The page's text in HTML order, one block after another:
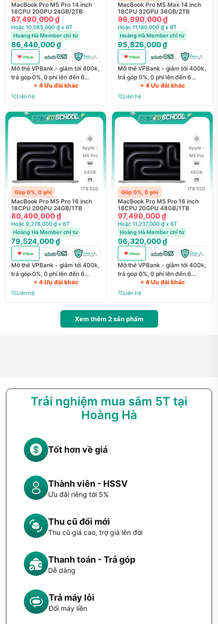
MacBook Pro M5 Pro 14 inch
18CPU 20GPU 24GB/2TB
87,490,000 ₫
Hoặc 10,085,000 ₫ x 6T
Hoàng Hà Member chỉ từ
86,440,000 ₫
Mở thẻ VPBank - giảm tới 400k,
trả góp 0%, 0 phí lên đến 6
+ 4 Ưu đãi khác
Liên hệ
MacBook Pro M5 Max 14 inch
18CPU 32GPU 36GB/2TB
96,990,000 ₫
Hoặc 11,180,000 ₫ x 6T
Hoàng Hà Member chỉ từ
95,826,000 ₫
Mở thẻ VPBank - giảm tới 400k,
trả góp 0%, 0 phí lên đến 6
+ 4 Ưu đãi khác
Liên hệ
Góp 0%, 0 phí
Apple -
M5 Pro
24GB
1TB SSD
MacBook Pro M5 Pro 16 inch
18CPU 20GPU 24GB/1TB
80,490,000 ₫
Hoặc 9,278,000 ₫ x 6T
Hoàng Hà Member chỉ từ
79,524,000 ₫
Mở thẻ VPBank - giảm tới 400k,
trả góp 0%, 0 phí lên đến 6
+ 4 Ưu đãi khác
Liên hệ
Góp 0%, 0 phí
Apple -
M5 Pro
48GB
1TB SSD
MacBook Pro M5 Pro 16 inch
18CPU 20GPU 48GB/1TB
97,490,000 ₫
Hoặc 11,237,000 ₫ x 6T
Hoàng Hà Member chỉ từ
96,320,000 ₫
Mở thẻ VPBank - giảm tới 400k,
trả góp 0%, 0 phí lên đến 6
+ 4 Ưu đãi khác
Liên hệ
Xem thêm 2sản phẩm
Trải nghiệm mua sắm 5T tại
Hoàng Hà
Tốt hơn về giá
Thành viên - HSSV
Ưu đãi riêng tới 5%
Thu cũ đổi mới
Thu cũ giá cao, trợ giá lên đời
Thanh toán - Trả góp
Dễ dàng
Trả máy lỗi
Đổi máy liền